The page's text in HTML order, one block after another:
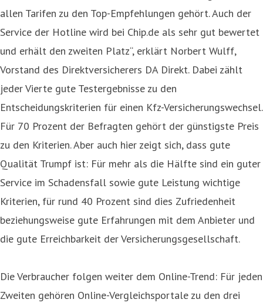
allen Tarifen zu den Top-Empfehlungen gehört. Auch der
Service der Hotline wird bei Chip.de als sehr gut bewertet
und erhält den zweiten Platz“, erklärt Norbert Wulff,
Vorstand des Direktversicherers DA Direkt. Dabei zählt
jeder Vierte gute Testergebnisse zu den
Entscheidungskriterien für einen Kfz-Versicherungswechsel.
Für 70 Prozent der Befragten gehört der günstigste Preis
zu den Kriterien. Aber auch hier zeigt sich, dass gute
Qualität Trumpf ist: Für mehr als die Hälfte sind ein guter
Service im Schadensfall sowie gute Leistung wichtige
Kriterien, für rund 40 Prozent sind dies Zufriedenheit
beziehungsweise gute Erfahrungen mit dem Anbieter und
die gute Erreichbarkeit der Versicherungsgesellschaft.
Die Verbraucher folgen weiter dem Online-Trend: Für jeden
Zweiten gehören Online-Vergleichsportale zu den drei